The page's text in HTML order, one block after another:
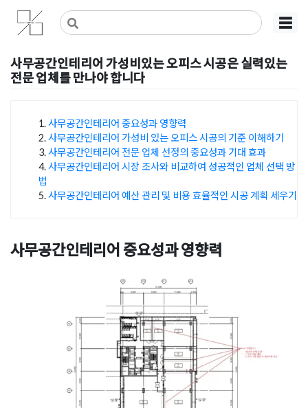
Skip
content
사무실인테리어 디자인 공사 비용견적 플랫폼
사무실인테리어 916
☰
사무공간인테리어 가성비있는 오피스 시공은 실력있는
전문 업체를 만나야 합니다
사무공간인테리어 중요성과 영향력
사무공간인테리어 가성비 있는 오피스 시공의 기준 이해하기
사무공간인테리어 전문 업체 선정의 중요성과 기대 효과
사무공간인테리어 시장 조사와 비교하여 성공적인 업체 선택 방
법
사무공간인테리어 예산 관리 및 비용 효율적인 시공 계획 세우기
사무공간인테리어 중요성과 영향력